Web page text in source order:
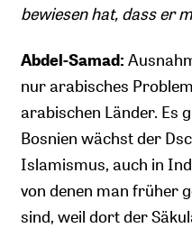
bewiesen hat, dass er
Abdel-Samad:
nur arabisches
arabischen Länder. Es
Bosnien wächst der
Islamismus, auch in
von denen man früher
sind, weil dort der